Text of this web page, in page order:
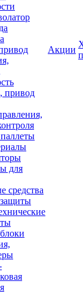
привод
для
средства
Акции